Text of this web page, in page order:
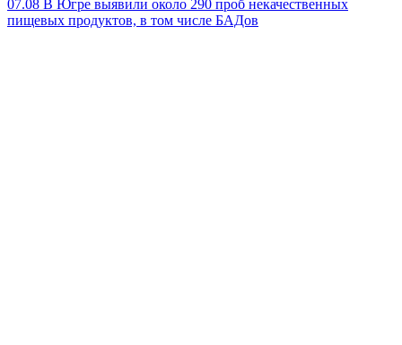
07.08 В Югре выявили около 290 проб некачественных
пищевых продуктов, в том числе БАДов